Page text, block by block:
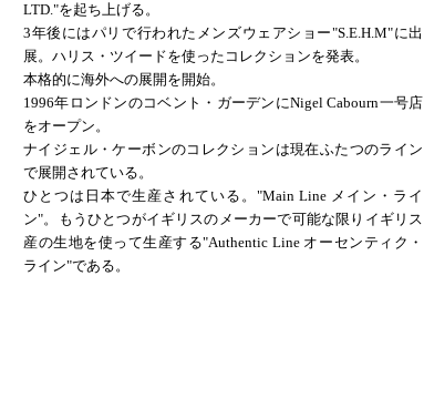
LTD."を起ち上げる。
3年後にはパリで行われたメンズウェアショー"S.E.H.M"に出
展。ハリス・ツイードを使ったコレクションを発表。
本格的に海外への展開を開始。
1996年ロンドンのコベント・ガーデンにNigel Cabourn一号店
をオープン。
ナイジェル・ケーボンのコレクションは現在ふたつのライン
で展開されている。
ひとつは日本で生産されている。"Main Line メイン・ライ
ン"。もうひとつがイギリスのメーカーで可能な限りイギリス
産の生地を使って生産する"Authentic Line オーセンティク・
ライン"である。